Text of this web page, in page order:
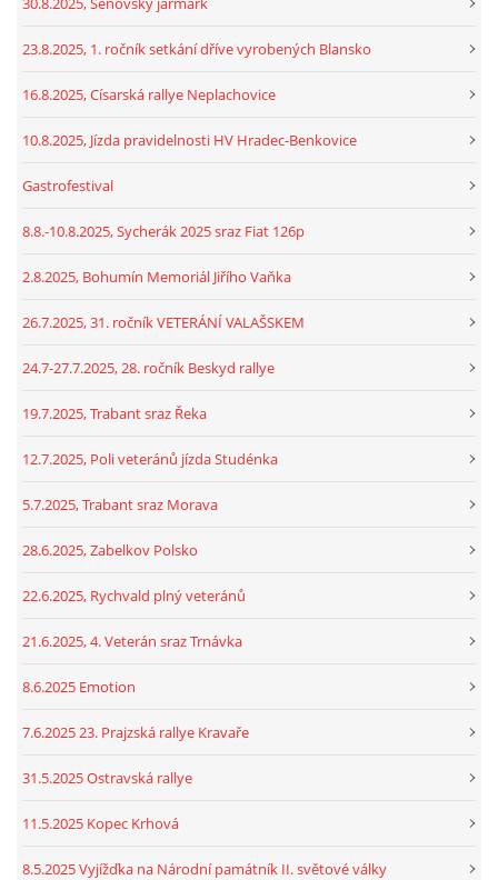
23.8.2025, 1. ročník setkání dříve vyrobených Blansko
16.8.2025, Císarská rallye Neplachovice
10.8.2025, Jízda pravidelnosti HV Hradec-Benkovice
Gastrofestival
8.8.-10.8.2025, Sycherák 2025 sraz Fiat 126p
2.8.2025, Bohumín Memoriál Jiřího Vaňka
26.7.2025, 31. ročník VETERÁNÍ VALAŠSKEM
24.7-27.7.2025, 28. ročník Beskyd rallye
19.7.2025, Trabant sraz Řeka
12.7.2025, Poli veteránů jízda Studénka
5.7.2025, Trabant sraz Morava
28.6.2025, Zabelkov Polsko
22.6.2025, Rychvald plný veteránů
21.6.2025, 4. Veterán sraz Trnávka
8.6.2025 Emotion
7.6.2025 23. Prajzská rallye Kravaře
31.5.2025 Ostravská rallye
11.5.2025 Kopec Krhová
8.5.2025 Vyjížďka na Národní památník II. světové války